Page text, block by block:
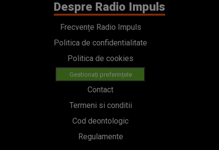
Despre Radio Impuls
Frecvențe Radio Impuls
Politica de confidentialitate
Politica de cookies
Gestionați preferințele
Contact
Termeni si conditii
Cod deontologic
Regulamente